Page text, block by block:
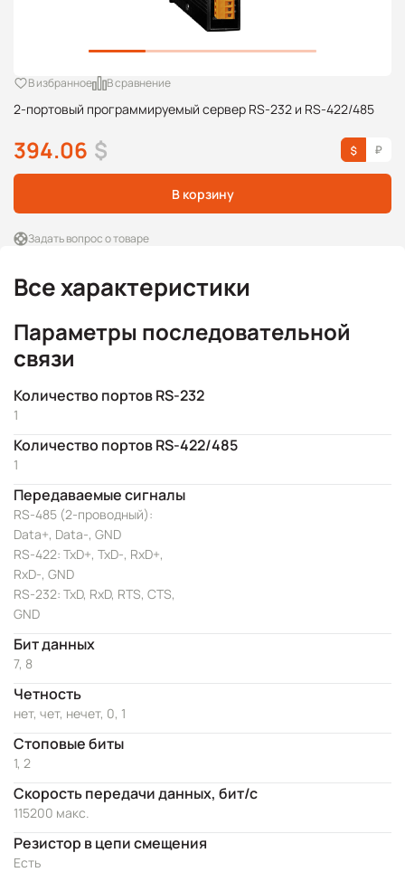
2-портовый программируемый сервер RS-232 и RS-422/485
В избранное В сравнение
394.06 $
В корзину
Задать вопрос о товаре
Все характеристики
Параметры последовательной
связи
Количество портов RS-232
1
Количество портов RS-422/485
1
Передаваемые сигналы
RS-485 (2-проводный):
Data+, Data-, GND
RS-422: TxD+, TxD-, RxD+,
RxD-, GND
RS-232: TxD, RxD, RTS, CTS,
GND
Бит данных
7, 8
Четность
нет, чет, нечет, 0, 1
Стоповые биты
1, 2
Скорость передачи данных, бит/с
115200 макс.
Резистор в цепи смещения
Есть